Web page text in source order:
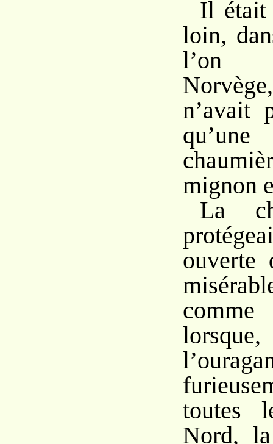
Il était
loin,
l’on
n’avait
mignon
La
ouverte
comme
toutes
Nord,